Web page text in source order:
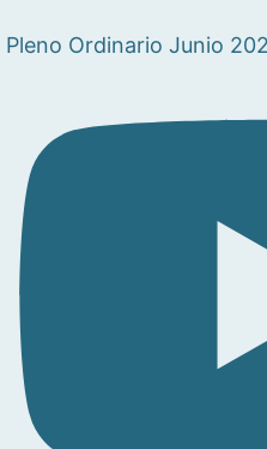
Pleno Ordinario Junio